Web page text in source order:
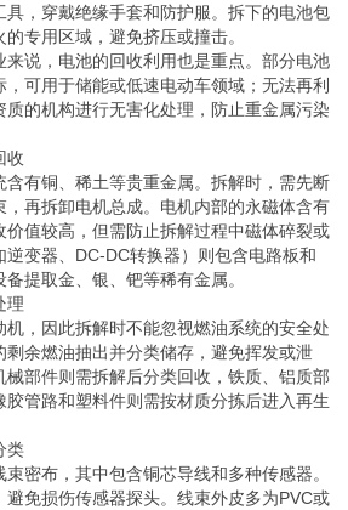
具，穿戴绝缘手套和防护服。拆下的电池包
专用区域，避免挤压或撞击。
来说，电池的回收利用也是重点。部分电池
可用于储能或低速电动车领域；无法再利
质的机构进行无害化处理，防止重金属污染
收
含有铜、稀土等贵重金属。拆解时，需先断
，再拆卸电机总成。电机内部的永磁体含有
价值较高，但需防止拆解过程中磁体碎裂或
变器、DC-DC转换器）则包含电路板和
提取金、银、钯等稀有金属。
理
，因此拆解时不能忽视燃油系统的安全处
剩余燃油抽出并分类储存，避免挥发或泄
部件则需拆解后分类回收，铁质、铝质部
管路和塑料件则需按材质分拣后进入再生
类
密布，其中包含铜芯导线和多种传感器。
免损伤传感器探头。线束外皮多为PVC或